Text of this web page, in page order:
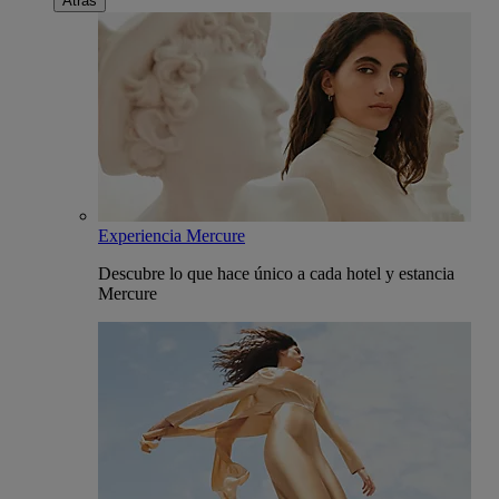
Experiencia Mercure
Descubre lo que hace único a cada hotel y estancia
Mercure